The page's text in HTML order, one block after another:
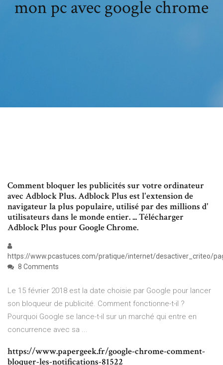
mon pc avec google chrome
Comment bloquer les publicités sur votre ordinateur
avec Adblock Plus. Adblock Plus est l'extension de
navigateur la plus populaire, utilisé par des millions d'
utilisateurs dans le monde entier. ... Télécharger
Adblock Plus pour Google Chrome.
https://www.pcastuces.com/pratique/internet/desactiver_criteo/
8 Comments
Le 15 février 2018 est la date choisie par Google pour lancer
son bloqueur de publicité. Comment fonctionne-t-il ?
Pourquoi Google se lance-t-il sur un marché qui entre en
concurrence avec sa ...
https://www.papergeek.fr/google-chrome-comment-
bloquer-les-notifications-81522